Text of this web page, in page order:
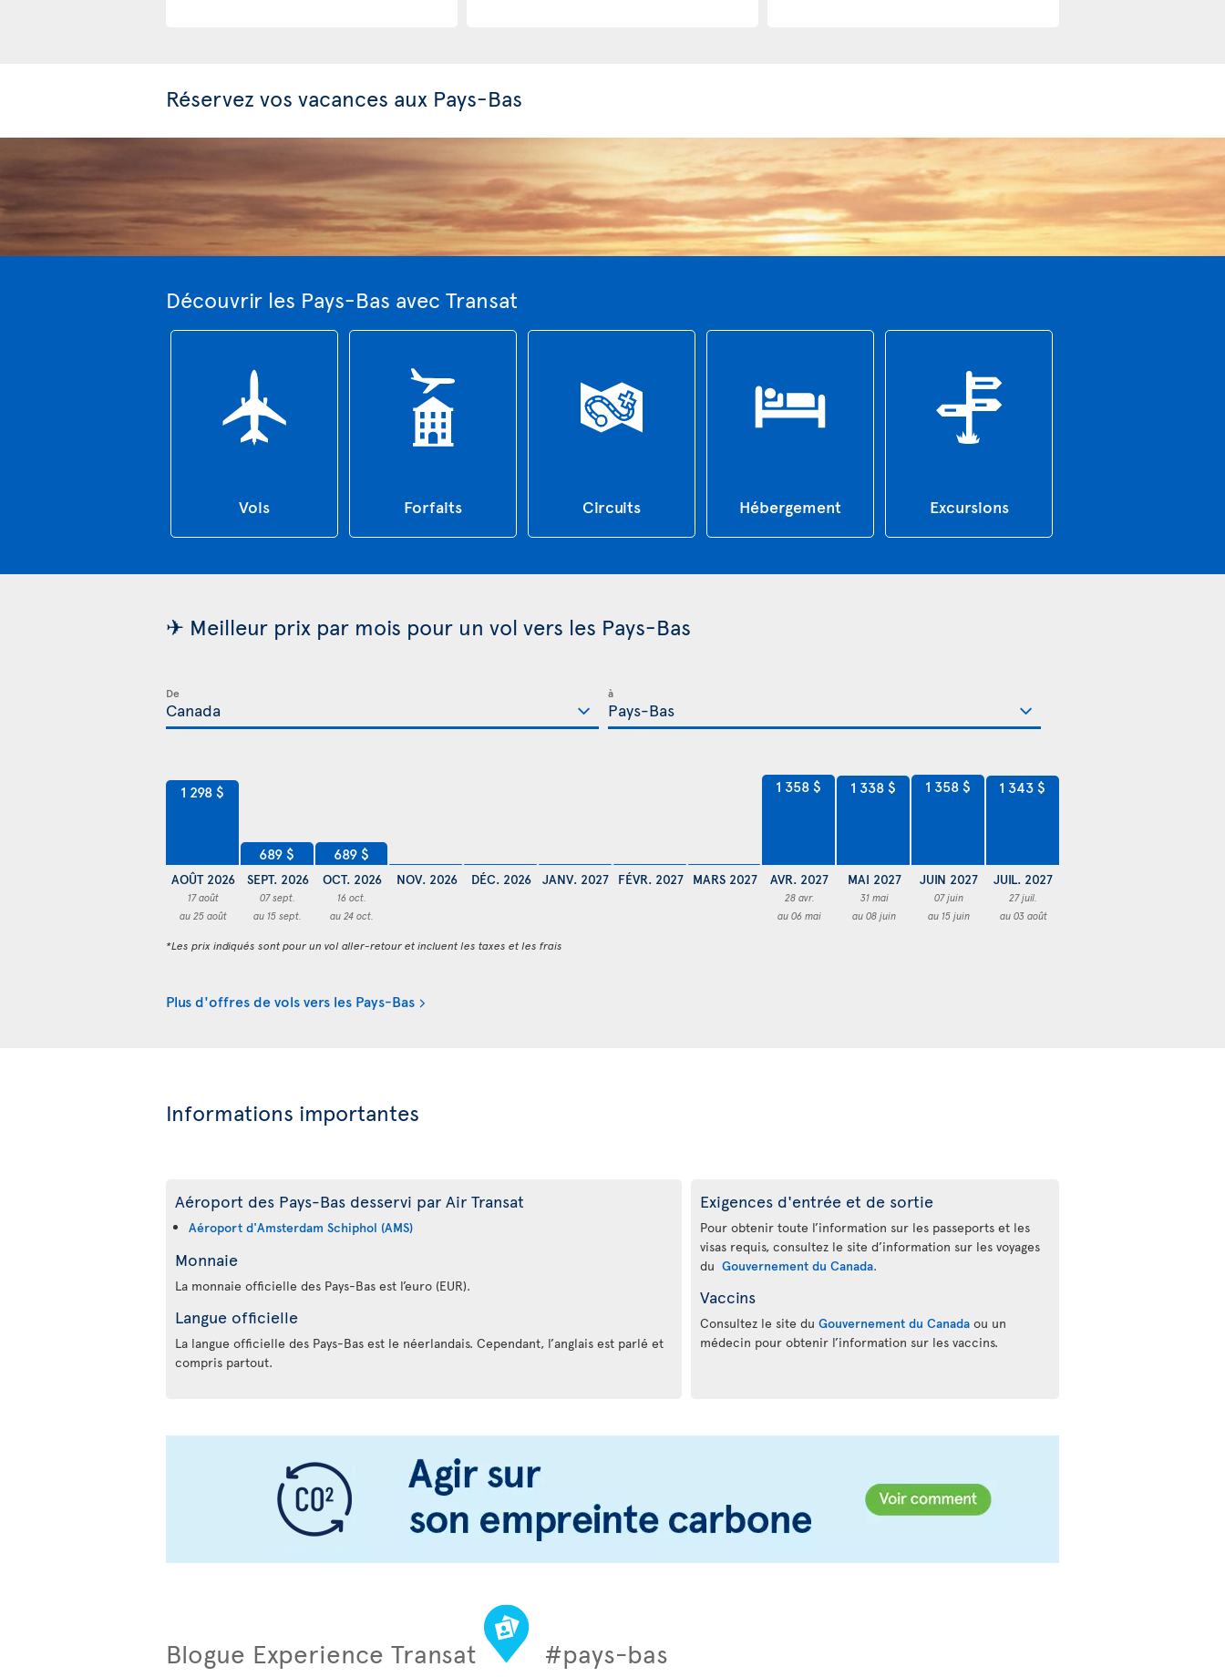
Réservez vos vacances aux Pays-Bas
Découvrir les Pays-Bas avec Transat
Vols Forfaits Circuits Hébergement Excursions
✈ Meilleur prix par mois pour un vol vers les Pays-Bas
De à
1 298 $
AOÛT 2026
17 août
au 25 août
689 $
SEPT. 2026
07 sept.
au 15 sept.
689 $
OCT. 2026
16 oct.
au 24 oct.
NOV. 2026 DÉC. 2026 JANV. 2027 FÉVR. 2027 MARS 2027
1 358 $
AVR. 2027
28 avr.
au 06 mai
1 338 $
MAI 2027
31 mai
au 08 juin
1 358 $
JUIN 2027
07 juin
au 15 juin
1 343 $
JUIL. 2027
27 juil.
au 03 août
*Les prix indiqués sont pour un vol aller-retour et incluent les taxes et les frais
Plus d'offres de vols vers les Pays-Bas
Informations importantes
Aéroport des Pays-Bas desservi par Air Transat
Aéroport d'Amsterdam Schiphol (AMS)
Monnaie
La monnaie officielle des Pays-Bas est l’euro (EUR).
Langue officielle
La langue officielle des Pays-Bas est le néerlandais. Cependant, l’anglais est parlé et
compris partout.
Exigences d'entrée et de sortie
Pour obtenir toute l’information sur les passeports et les
visas requis, consultez le site d’information sur les voyages
du Gouvernement du Canada.
Vaccins
Consultez le site du Gouvernement du Canadaou un
médecin pour obtenir l’information sur les vaccins.
Blogue Experience Transat #pays-bas